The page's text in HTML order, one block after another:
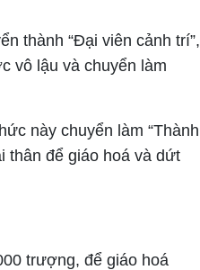
thành “Đại viên cảnh trí”,
vô lậu và chuyển làm
này chuyển làm “Thành
thân để giáo hoá và dứt
trượng, để giáo hoá